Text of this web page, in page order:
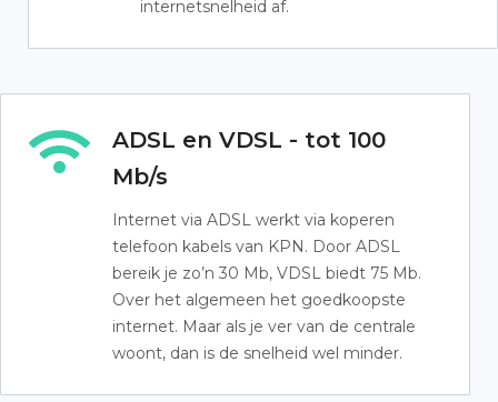
internetsnelheid af.
ADSL en VDSL - tot 100
Mb/s
Internet via ADSL werkt via koperen
telefoon kabels van KPN. Door ADSL
bereik je zo’n 30 Mb, VDSL biedt 75 Mb.
Over het algemeen het goedkoopste
internet. Maar als je ver van de centrale
woont, dan is de snelheid wel minder.